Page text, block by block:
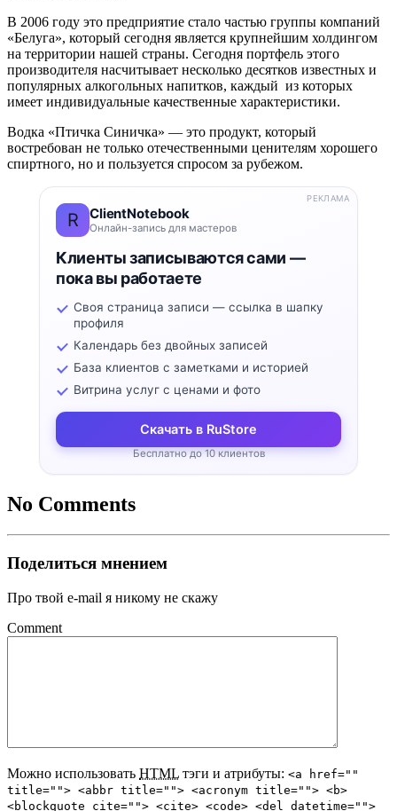
В 2006 году это предприятие стало частью группы компаний
«Белуга», который сегодня является крупнейшим холдингом
на территории нашей страны. Сегодня портфель этого
производителя насчитывает несколько десятков известных и
популярных алкогольных напитков, каждый из которых
имеет индивидуальные качественные характеристики.
Водка «Птичка Синичка» — это продукт, который
востребован не только отечественными ценителям хорошего
спиртного, но и пользуется спросом за рубежом.
R ClientNotebook
Онлайн-запись для мастеров
Клиенты записываются сами —
пока вы работаете
Своя страница записи — ссылка в шапку
профиля
Календарь без двойных записей
База клиентов с заметками и историей
Витрина услуг с ценами и фото
Скачать в RuStore
Бесплатно до 10 клиентов
РЕКЛАМА
No Comments
Поделиться мнением
Про твой e-mail я никому не скажу
Comment
Можно использовать HTML тэги и атрибуты: <a href=""
title=""> <abbr title=""> <acronym title=""> <b>
<blockquote cite=""> <cite> <code> <del datetime="">